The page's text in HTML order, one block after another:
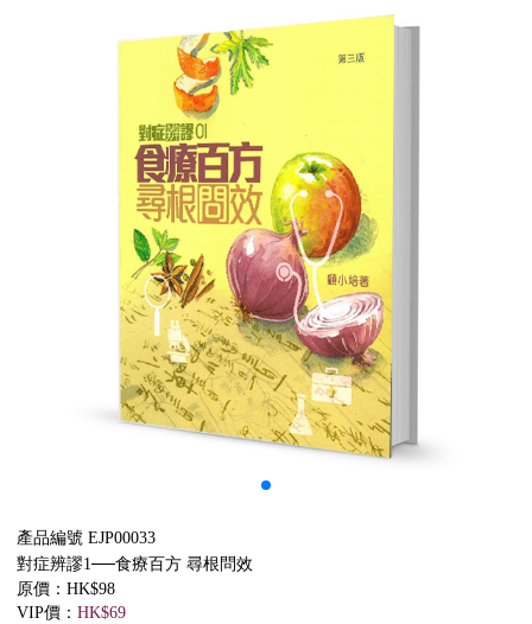
產品編號 EJP00033
對症辨謬1──食療百方 尋根問效
原價：HK$98
VIP價： HK$69